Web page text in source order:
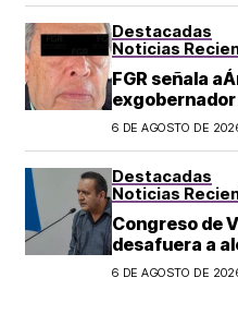
Destacadas
Noticias
FGR señala
de ordenar la
6 DE AGOSTO DE
Destacadas
Noticias
Congreso de
desafuera a
investigado
6 DE AGOSTO DE